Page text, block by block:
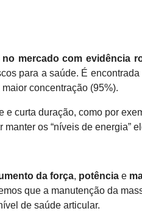
mercado com evidência
para a saúde. É
concentração (95%).
curta duração, como por
os “níveis de energia”
da força, potência e
que a manutenção da
de saúde articular.